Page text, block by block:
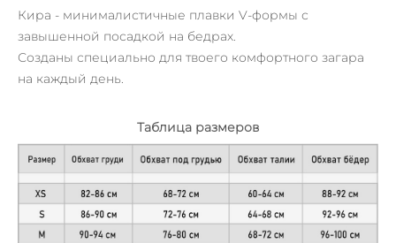
Кира - минималистичные плавки V-формы с
завышенной посадкой на бедрах.
Созданы специально для твоего комфортного загара
на каждый день.
Таблица размеров